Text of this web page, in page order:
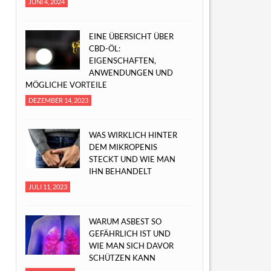
EINE ÜBERSICHT ÜBER
CBD-ÖL:
EIGENSCHAFTEN,
ANWENDUNGEN UND
MÖGLICHE VORTEILE
DEZEMBER 14, 2023
WAS WIRKLICH HINTER
DEM MIKROPENIS
STECKT UND WIE MAN
IHN BEHANDELT
JULI 11, 2023
WARUM ASBEST SO
GEFÄHRLICH IST UND
WIE MAN SICH DAVOR
SCHÜTZEN KANN